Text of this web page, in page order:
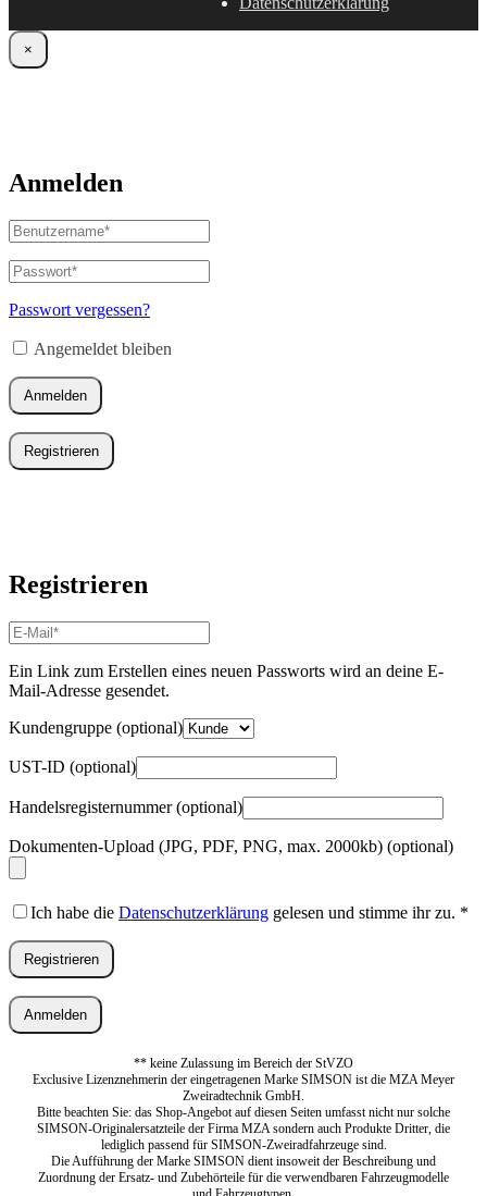
×
Anmelden
Benutzername
oder
E-
Mail-
Adresse*
Passwort*
Erforderlich
Passwort vergessen?
Angemeldet bleiben
Anmelden
Registrieren
Registrieren
E-
Mail-
Adresse*
Erforderlich
Ein Link zum Erstellen eines neuen Passworts wird an deine E-
Mail-Adresse gesendet.
Kundengruppe (optional)
UST-ID (optional)
Handelsregisternummer(optional)
Dokumenten-Upload (JPG, PDF, PNG, max. 2000kb) (optional)
Ich habe die Datenschutzerklärung gelesen und stimme ihr zu. *
Registrieren
Anmelden
** keine Zulassung im Bereich der StVZO
Exclusive Lizenznehmerin der eingetragenen Marke SIMSON ist die MZA Meyer
Zweiradtechnik GmbH.
Bitte beachten Sie: das Shop-Angebot auf diesen Seiten umfasst nicht nur solche
SIMSON-Originalersatzteile der Firma MZA sondern auch Produkte Dritter, die
lediglich passend für SIMSON-Zweiradfahrzeuge sind.
Die Aufführung der Marke SIMSON dient insoweit der Beschreibung und
Zuordnung der Ersatz- und Zubehörteile für die verwendbaren Fahrzeugmodelle